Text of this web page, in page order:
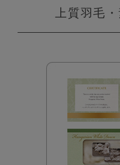
上質羽毛